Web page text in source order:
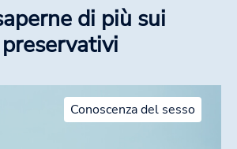
di più sui
preservativi
Conoscenza del sesso